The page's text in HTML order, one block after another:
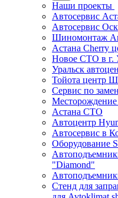
Наши проекты
Автосервис
Автосервис
Шиномонтаж
Астана Cherry
Новое СТО в г.
Уральск
Тойота центр
Сервис по
Месторождение
Астана СТО
Автоцентр
Автосервис в
Оборудование
"Diamond"
Стенд для